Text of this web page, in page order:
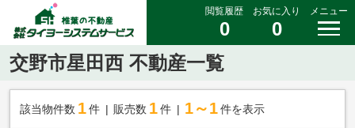
閲覧履歴
0
お気に入り
0
メニュー
交野市星田西 不動産一覧
該当物件数 1件 販売数 1 件 1～1 件を表示